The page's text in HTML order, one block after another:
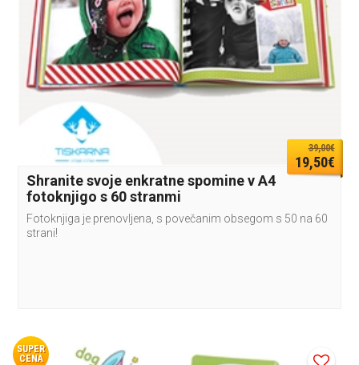
39,00€
19,50€
Shranite svoje enkratne spomine v A4
fotoknjigo s 60 stranmi
Fotoknjiga je prenovljena, s povečanim obsegom s 50 na 60
strani!
SUPER
CENA